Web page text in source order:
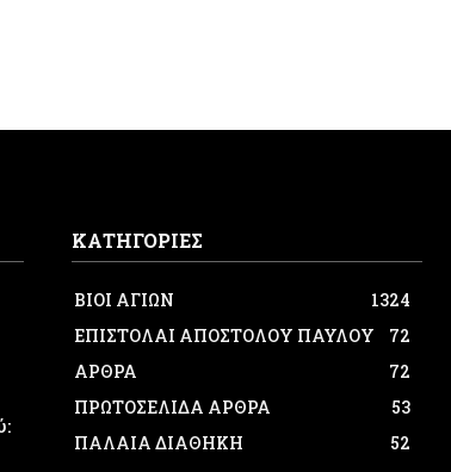
ΚΑΤΗΓΟΡΙΕΣ
ΒΙΟΙ ΑΓΙΩΝ
1324
ΕΠΙΣΤΟΛΑΙ ΑΠΟΣΤΟΛΟΥ ΠΑΥΛΟΥ
72
ΑΡΘΡΑ
72
ΠΡΩΤΟΣΕΛΙΔΑ ΑΡΘΡΑ
53
ΠΑΛΑΙΑ ΔΙΑΘΗΚΗ
52